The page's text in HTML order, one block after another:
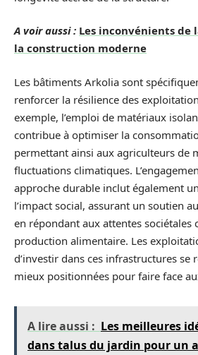
A voir aussi : Les inconvénients de
la construction moderne
Les bâtiments Arkolia sont
renforcer la résilience des
exemple, l’emploi de matériaux
contribue à optimiser la
permettant ainsi aux agriculteurs de
fluctuations climatiques.
approche durable inclut également
l’impact social, assurant un soutien
en répondant aux attentes sociétales
production alimentaire. Les
d’investir dans ces infrastructures se
mieux positionnées pour faire face
A lire aussi : Les meilleures
dans talus du jardin pour un